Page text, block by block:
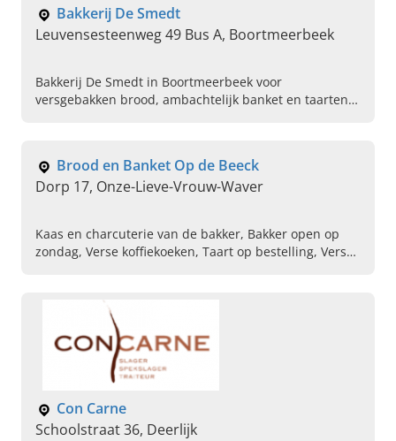
Bakkerij De Smedt
Leuvensesteenweg 49 Bus A, Boortmeerbeek
Bakkerij De Smedt in Boortmeerbeek voor
versgebakken brood, ambachtelijk banket en taarten
Brood en Banket Op de Beeck
Dorp 17, Onze-Lieve-Vrouw-Waver
Kaas en charcuterie van de bakker, Bakker open op
zondag, Verse koffiekoeken, Taart op bestelling, Vers
van de bakker, Thema chocolade, Ambachtelijk
Con Carne
Schoolstraat 36, Deerlijk